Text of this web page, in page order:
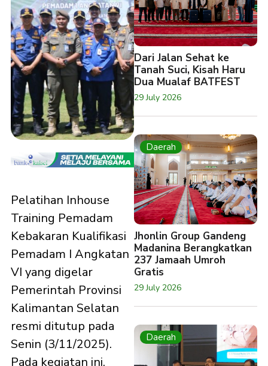
Pelatihan Inhouse
Training Pemadam
Kebakaran Kualifikasi
Pemadam I Angkatan
VI yang digelar
Pemerintah Provinsi
Kalimantan Selatan
resmi ditutup pada
Senin (3/11/2025).
Pada kegiatan ini,
Dari Jalan Sehat ke
Tanah Suci, Kisah Haru
Dua Mualaf BATFEST
29 July 2026
Daerah
Jhonlin Group Gandeng
Madanina Berangkatkan
237 Jamaah Umroh
Gratis
29 July 2026
Daerah